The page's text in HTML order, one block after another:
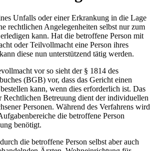
Unfalls oder einer Erkrankung in die Lage
rechtlichen Angelegenheiten selbst nur zum
kann. Hat die betroffene Person mit
oder Teilvollmacht eine Person ihres
diese nun unterstützend tätig werden.
vor so sieht der § 1814 des
(BGB) vor, dass das Gericht einen
kann, wenn dies erforderlich ist. Das
Rechtlichen Betreuung dient der individuellen
Personen. Während des Verfahrens wird
die betroffene Person
benötigt.
die betroffene Person selbst aber auch